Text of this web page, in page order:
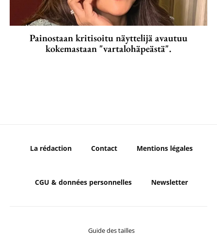
Painostaan kritisoitu näyttelijä avautuu
kokemastaan "vartalohäpeästä".
La rédaction Contact Mentions légales
CGU & données personnelles Newsletter
Guide des tailles